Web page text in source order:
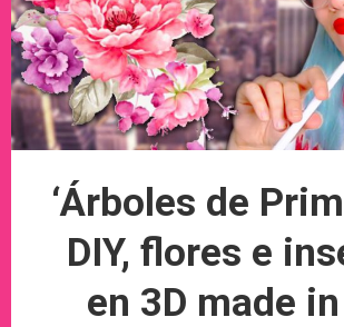
‘Árboles de
DIY, flores e
en 3D made in